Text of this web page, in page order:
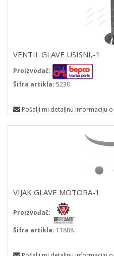
VENTIL GLAVE USISNI,-1
Proizvođač:
Šifra artikla: 5230
Pošalji mi detaljnu informaciju
VIJAK GLAVE MOTORA-1
Proizvođač:
Šifra artikla: 11888